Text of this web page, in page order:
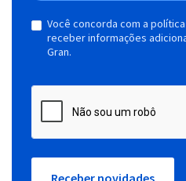
Você concorda com a
receber informações
Gran.
Receber novidades